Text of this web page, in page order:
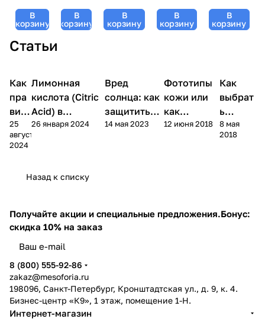
Christina
(Кристина)
- 30 мл
В
корзину
Mask,
Nuance,
В
корзину
Enhancer,
Nuance,
В
корзину
Tonic,
Nuance,
В
корзину
Emulsion,
Nuance,
В
корзину
Статьи
Уход
за
Как
пра
вил
ьно
заго
25
августа
2024
Компоненты
косметики
Лимонная
кислота (Citric
Acid) в
косметике: 4
механизма,
26 января 2024
Уход за
лицом
Вред
солнца: как
защитить
кожу от UV-
14 мая 2023
Уход за
телом
Фототипы
кожи или
как
правильно
12 июня 2018
за
лицом
Как
выбрат
ь
солнце
защитн
8 мая
2018
Назад к списку
Получайте акции и специальные предложения.Бонус:
скидка 10% на заказ
8 (800) 555-92-86
zakaz@mesoforia.ru
198096, Санкт-Петербург, Кронштадтская ул., д. 9, к. 4.
Бизнес-центр «К9», 1 этаж, помещение 1-Н.
Интернет-магазин